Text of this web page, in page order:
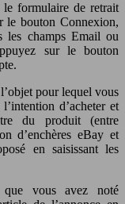
le formulaire de retrait
le bouton Connexion,
les champs Email ou
sur le bouton
pour lequel vous
d’acheter et
du produit (entre
d’enchères eBay et
en saisissant les
que vous avez noté